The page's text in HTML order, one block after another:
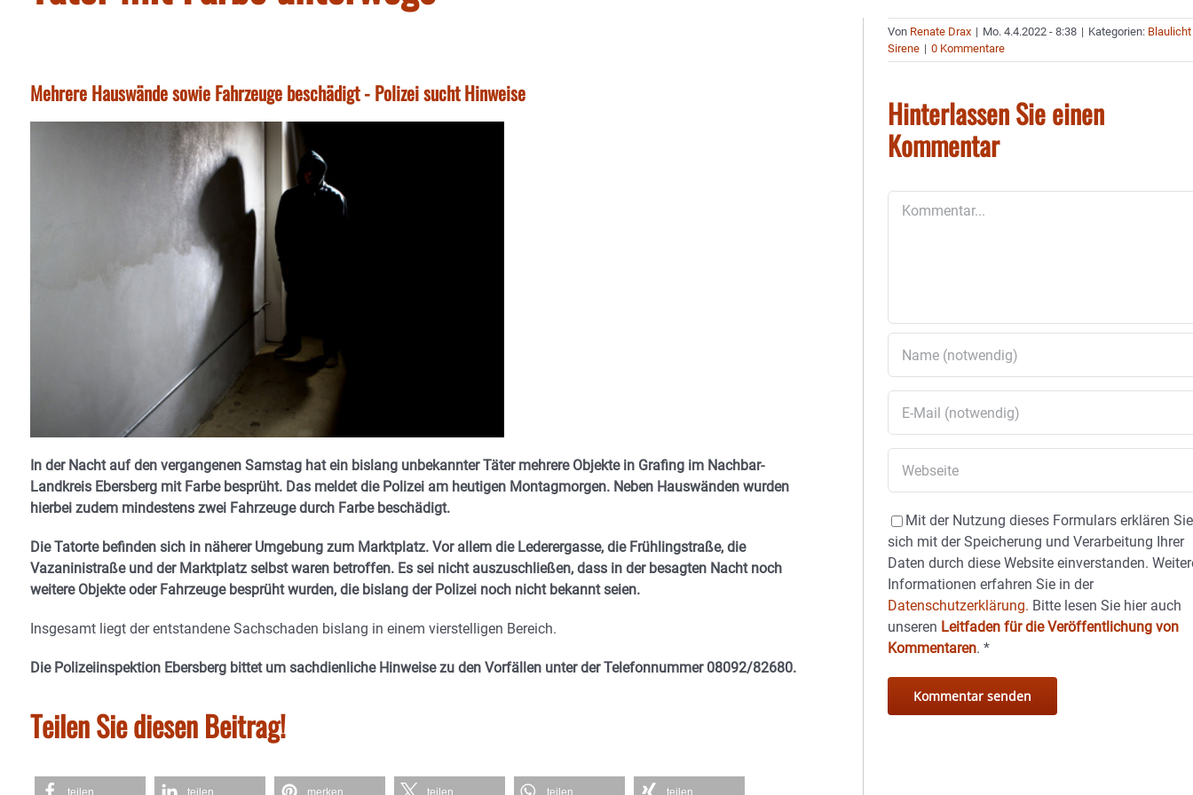
Mehrere Hauswände sowie Fahrzeuge beschädigt - Polizei sucht Hinweise
In der Nacht auf den vergangenen Samstag hat ein bislang unbekannter Täter mehrere Objekte in Grafing im Nachbar-
Landkreis Ebersberg mit Farbe besprüht. Das meldet die Polizei am heutigen Montagmorgen. Neben Hauswänden wurden
hierbei zudem mindestens zwei Fahrzeuge durch Farbe beschädigt.
Die Tatorte befinden sich in näherer Umgebung zum Marktplatz. Vor allem die Lederergasse, die Frühlingstraße, die
Vazaninistraße und der Marktplatz selbst waren betroffen. Es sei nicht auszuschließen, dass in der besagten Nacht noch
weitere Objekte oder Fahrzeuge besprüht wurden, die bislang der Polizei noch nicht bekannt seien.
Insgesamt liegt der entstandene Sachschaden bislang in einem vierstelligen Bereich.
Die Polizeiinspektion Ebersberg bittet um sachdienliche Hinweise zu den Vorfällen unter der Telefonnummer 08092/82680.
Teilen Sie diesen Beitrag!
Von Renate Drax | Mo. 4.4.2022 - 8:38 | Kategorien: Blaulicht
Sirene | 0 Kommentare
Hinterlassen Sie einen
Kommentar
Mit der Nutzung dieses Formulars erklären Sie
sich mit der Speicherung und Verarbeitung Ihrer
Daten durch diese Website einverstanden.
Informationen erfahren Sie in der
Datenschutzerklärung. Bitte lesen Sie hier auch
unseren Leitfaden für die Veröffentlichung von
Kommentaren.*